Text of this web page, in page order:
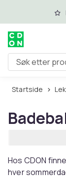
Hopp til
Søk etter
Startside
Hos CDON
hver